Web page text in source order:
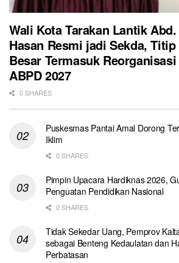
Wali Kota Tarakan Lantik
Hasan Resmi jadi Sekda, Titip
Besar Termasuk
ABPD 2027
0 SHARES
Puskesmas Pantai Amal Dorong
Iklim
0 SHARES
Pimpin Upacara Hardiknas 2026,
Penguatan Pendidikan Nasional
0 SHARES
Tidak Sekedar Uang, Pemprov
sebagai Benteng Kedaulatan dan
Perbatasan